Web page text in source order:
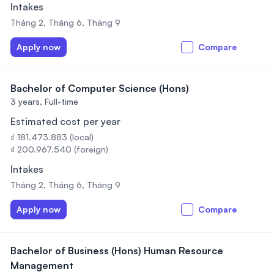
Intakes
Tháng 2, Tháng 6, Tháng 9
Apply now Compare
Bachelor of Computer Science (Hons)
3 years, Full-time
Estimated cost per year
₫ 181.473.883 (local)
₫ 200.967.540 (foreign)
Intakes
Tháng 2, Tháng 6, Tháng 9
Apply now Compare
Bachelor of Business (Hons) Human Resource
Management